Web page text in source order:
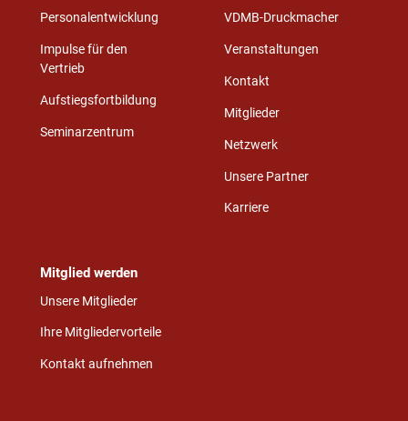
Personalentwicklung
Impulse für den
Vertrieb
Aufstiegsfortbildung
Seminarzentrum
VDMB-Druckmacher
Veranstaltungen
Kontakt
Mitglieder
Netzwerk
Unsere Partner
Karriere
Mitglied werden
Unsere Mitglieder
Ihre Mitgliedervorteile
Kontakt aufnehmen